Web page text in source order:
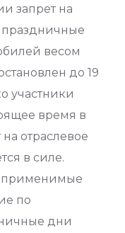
запрет на
весом
до 19
участники
время в
отраслевое
в силе.
по
дни